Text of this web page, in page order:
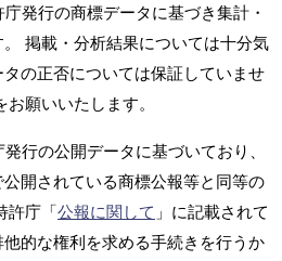
発行の商標データに基づき集計・
掲載・分析結果については十分気
の正否については保証していませ
願いいたします。
行の公開データに基づいており、
開されている商標公報等と同等の
許庁「公報に関して 」に記載されて
的な権利を求める手続きを行うか